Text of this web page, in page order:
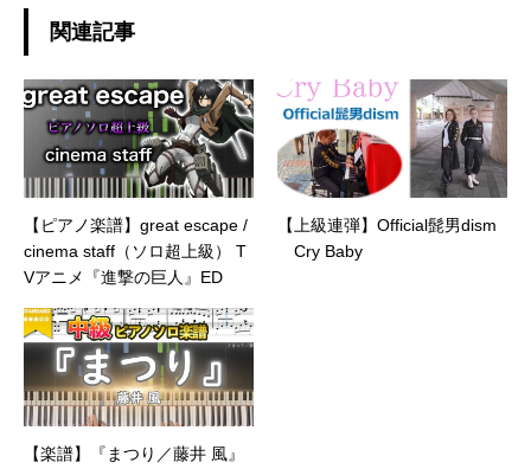
関連記事
【ピアノ楽譜】great escape /
cinema staff（ソロ超上級） T
Vアニメ『進撃の巨人』ED
【上級連弾】Official髭男dism
Cry Baby
【楽譜】『まつり／藤井 風』